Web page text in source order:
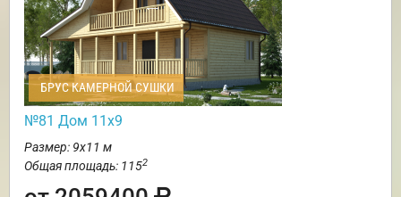
БРУС КАМЕРНОЙ СУШКИ
№81 Дом 11х9
Размер: 9х11 м
Общая площадь: 1152